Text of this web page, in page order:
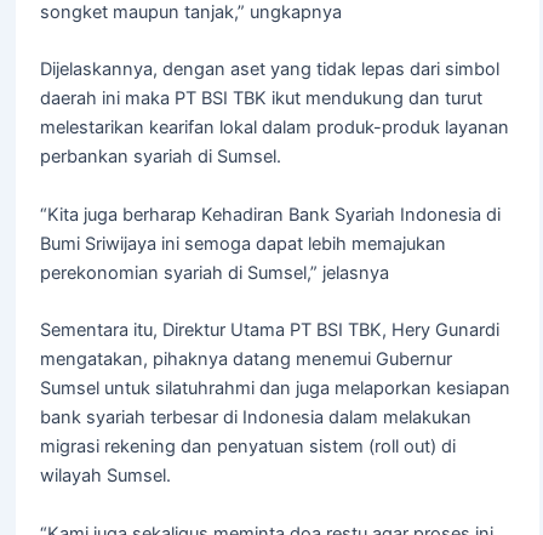
songket maupun tanjak,” ungkapnya
Dijelaskannya, dengan aset yang tidak lepas dari simbol
daerah ini maka PT BSI TBK ikut mendukung dan turut
melestarikan kearifan lokal dalam produk-produk layanan
perbankan syariah di Sumsel.
“Kita juga berharap Kehadiran Bank Syariah Indonesia di
Bumi Sriwijaya ini semoga dapat lebih memajukan
perekonomian syariah di Sumsel,” jelasnya
Sementara itu, Direktur Utama PT BSI TBK, Hery Gunardi
mengatakan, pihaknya datang menemui Gubernur
Sumsel untuk silatuhrahmi dan juga melaporkan kesiapan
bank syariah terbesar di Indonesia dalam melakukan
migrasi rekening dan penyatuan sistem (roll out) di
wilayah Sumsel.